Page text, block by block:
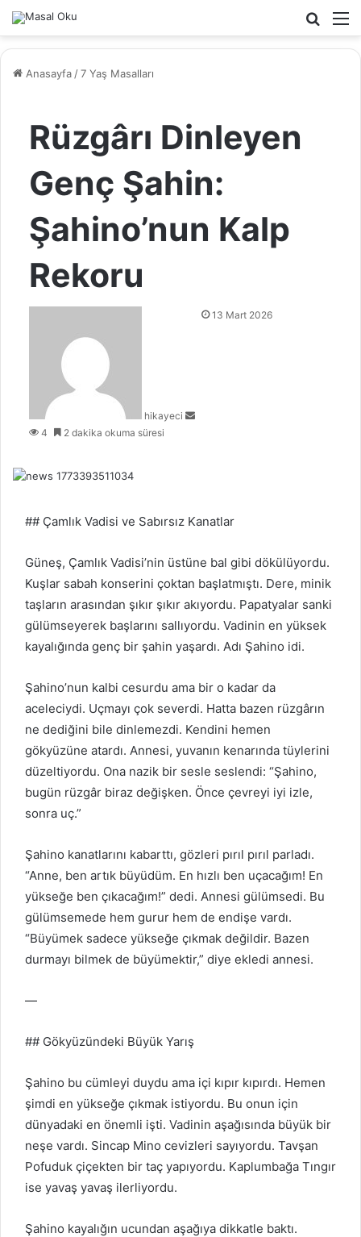
Arama
Anasayfa /7 Yaş Masalları
Rüzgârı Dinleyen
Genç Şahin:
Şahino’nun Kalp
Rekoru
hikayeci
n
r
m
e
k
13 Mart 2026
4 2 dakika okuma süresi
## Çamlık Vadisi ve Sabırsız Kanatlar
Güneş, Çamlık Vadisi’nin üstüne bal gibi dökülüyordu.
Kuşlar sabah konserini çoktan başlatmıştı. Dere, minik
taşların arasından şıkır şıkır akıyordu. Papatyalar sanki
gülümseyerek başlarını sallıyordu. Vadinin en yüksek
kayalığında genç bir şahin yaşardı. Adı Şahino idi.
Şahino’nun kalbi cesurdu ama bir o kadar da
aceleciydi. Uçmayı çok severdi. Hatta bazen rüzgârın
ne dediğini bile dinlemezdi. Kendini hemen
gökyüzüne atardı. Annesi, yuvanın kenarında tüylerini
düzeltiyordu. Ona nazik bir sesle seslendi: “Şahino,
bugün rüzgâr biraz değişken. Önce çevreyi iyi izle,
sonra uç.”
Şahino kanatlarını kabarttı, gözleri pırıl pırıl parladı.
“Anne, ben artık büyüdüm. En hızlı ben uçacağım! En
yükseğe ben çıkacağım!” dedi. Annesi gülümsedi. Bu
gülümsemede hem gurur hem de endişe vardı.
“Büyümek sadece yükseğe çıkmak değildir. Bazen
durmayı bilmek de büyümektir,” diye ekledi annesi.
—
## Gökyüzündeki Büyük Yarış
Şahino bu cümleyi duydu ama içi kıpır kıpırdı. Hemen
şimdi en yükseğe çıkmak istiyordu. Bu onun için
dünyadaki en önemli işti. Vadinin aşağısında büyük bir
neşe vardı. Sincap Mino cevizleri sayıyordu. Tavşan
Pofuduk çiçekten bir taç yapıyordu. Kaplumbağa Tıngır
ise yavaş yavaş ilerliyordu.
Şahino kayalığın ucundan aşağıya dikkatle baktı.